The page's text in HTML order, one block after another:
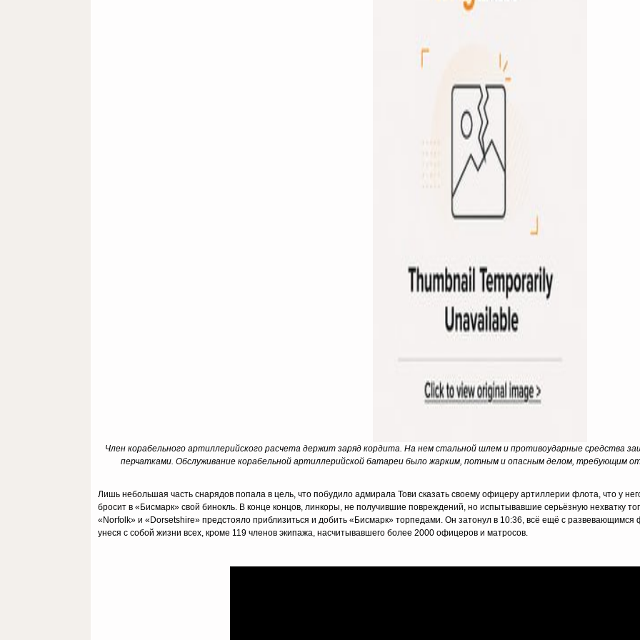
Член корабельного артиллерийского расчета держит заряд кордита. На нем стальной шлем и противоударные средства
перчатками. Обслуживание корабельной артиллерийской батареи было жарким, потным и опасным делом, требующим
Лишь небольшая часть снарядов попала в цель, что побудило адмирала Тови сказать своему офицеру артиллерии флота, что у
бросит в «Бисмарк» свой бинокль. В конце концов, линкоры, не получившие повреждений, но испытывавшие серьёзную нехватку
«Norfolk» и «Dorsetshire» предстояло приблизиться и добить «Бисмарк» торпедами. Он затонул в 10:36, всё ещё с развевающимся
унеся с собой жизни всех, кроме 119 членов экипажа, насчитывавшего более 2000 офицеров и матросов.